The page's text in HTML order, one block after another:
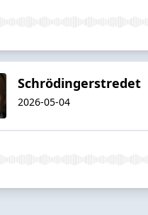
Schrödingerstredet
2026-05-04